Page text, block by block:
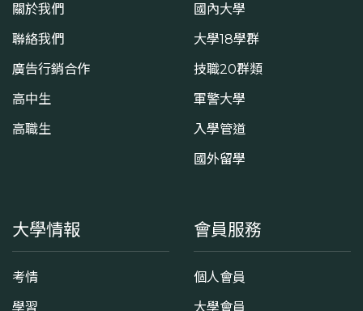
關於我們
聯絡我們
廣告行銷合作
高中生
高職生
國內大學
大學18學群
技職20群類
軍警大學
入學管道
國外留學
大學情報
考情
學習
會員服務
個人會員
大學會員